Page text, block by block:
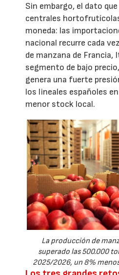
Sin embargo, el dato
centrales
moneda: las
nacional recurre cada
de manzana de Francia,
segmento de bajo
genera una fuerte
los lineales españoles
menor stock local.
La producción de
superado las 500.000
2025/2026, un 8%